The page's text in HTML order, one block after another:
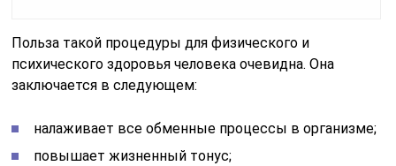
Польза такой процедуры для физического и
психического здоровья человека очевидна. Она
заключается в следующем:
налаживает все обменные процессы в организме;
повышает жизненный тонус;